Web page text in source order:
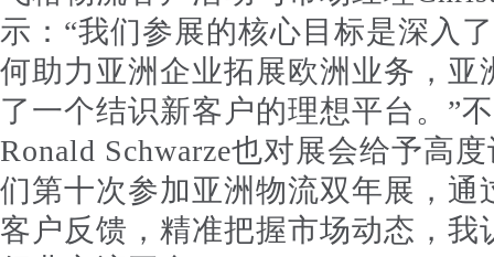
示：“我们参展的核心目标是深入
何助力亚洲企业拓展欧洲业务，
了一个结识新客户的理想平台。”
Ronald Schwarze也对展会给予高
们第十次参加亚洲物流双年展，
客户反馈，精准把握市场动态，